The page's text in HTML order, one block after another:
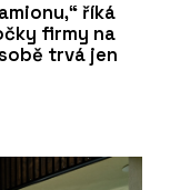
říká
firmy na
trvá jen